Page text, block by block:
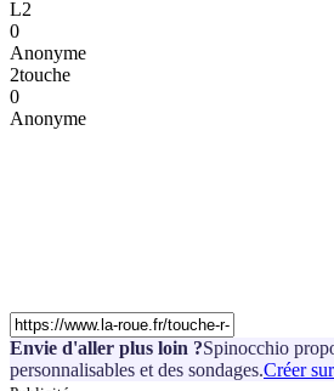
L2
0
Anonyme
2touche
0
Anonyme
Envie d'aller plus loin ?Spinocchio
personnalisables et des sondages.Créer